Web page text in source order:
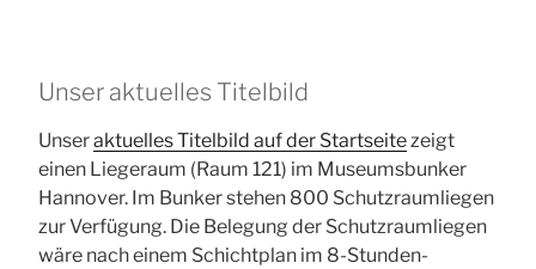
Unser aktuelles Titelbild
Unseraktuelles Titelbild auf der Startseitezeigt
einen Liegeraum (Raum 121) im Museumsbunker
Hannover. Im Bunker stehen 800 Schutzraumliegen
zur Verfügung. Die Belegung der Schutzraumliegen
wäre nach einem Schichtplan im 8-Stunden-